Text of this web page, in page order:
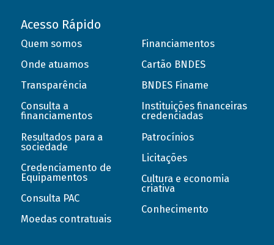
Acesso Rápido
Quem somos
Onde atuamos
Transparência
Consulta a
financiamentos
Resultados para a
sociedade
Credenciamento de
Equipamentos
Consulta PAC
Moedas contratuais
Financiamentos
Cartão BNDES
BNDES Finame
Instituições financeiras
credenciadas
Patrocínios
Licitações
Cultura e economia
criativa
Conhecimento